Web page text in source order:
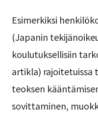
Esimerkiksi
(Japanin
koulutuksellisiin
artikla) rajoitetuissa
teoksen
sovittaminen,